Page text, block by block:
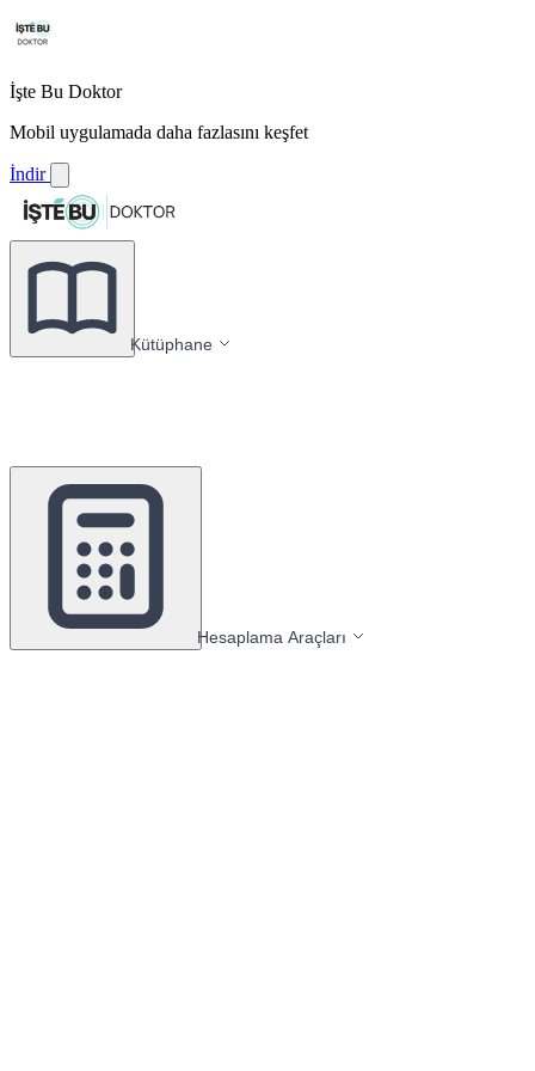
İşte Bu Doktor
Mobil uygulamada daha fazlasını keşfet
İndir
Kütüphane
Hesaplama Araçları